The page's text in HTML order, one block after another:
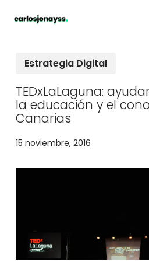
contentEstrategia Digital
TEDxLaLaguna:
la educación y el
Canarias
15 noviembre, 2016